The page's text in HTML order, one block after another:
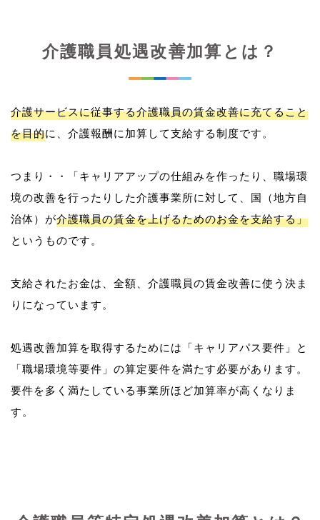
介護職員処遇改善加算とは？
介護サービスに従事する介護職員の賃金改善に充てること
を目的に、介護報酬に加算して支給する制度です。
つまり・・「キャリアアップの仕組みを作ったり、職場環
境の改善を行ったりした介護事業所に対して、国（地方自
治体）が介護職員の賃金を上げるためのお金を支給する」
というものです。
支給されたお金は、全額、介護職員の賃金改善に使う決ま
りになっています。
処遇改善加算を取得するためには「キャリアパス要件」と
「職場環境等要件」の算定要件を満たす必要があります。
要件を多く満たしている事業所ほど加算率が高くなりま
す。